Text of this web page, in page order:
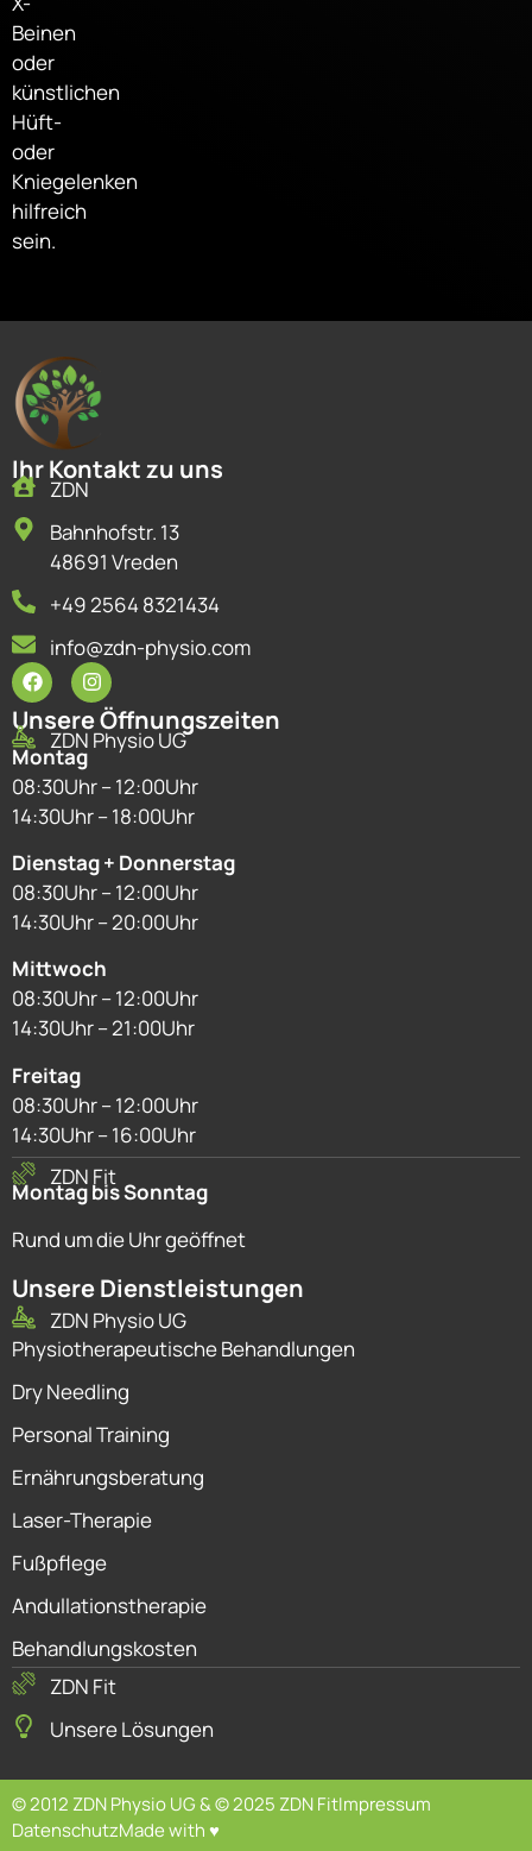
Beinen
oder
künstlichen
Hüft-
oder
Kniegelenken
hilfreich
sein.
Ihr Kontakt zu uns
ZDN
Bahnhofstr. 13
48691 Vreden
+49 2564 8321434
info@zdn-physio.com
Unsere Öffnungszeiten
ZDN Physio UG
Montag
08:30Uhr – 12:00Uhr
14:30Uhr – 18:00Uhr
Dienstag + Donnerstag
08:30Uhr – 12:00Uhr
14:30Uhr – 20:00Uhr
Mittwoch
08:30Uhr – 12:00Uhr
14:30Uhr – 21:00Uhr
Freitag
08:30Uhr – 12:00Uhr
14:30Uhr – 16:00Uhr
ZDN Fit
Montag bis Sonntag
Rund um die Uhr geöffnet
Unsere Dienstleistungen
ZDN Physio UG
Physiotherapeutische Behandlungen
Dry Needling
Personal Training
Ernährungsberatung
Laser-Therapie
Fußpflege
Andullationstherapie
Behandlungskosten
ZDN Fit
Unsere Lösungen
© 2012 ZDN Physio UG & © 2025 ZDN FitImpressum
DatenschutzMade with ♥